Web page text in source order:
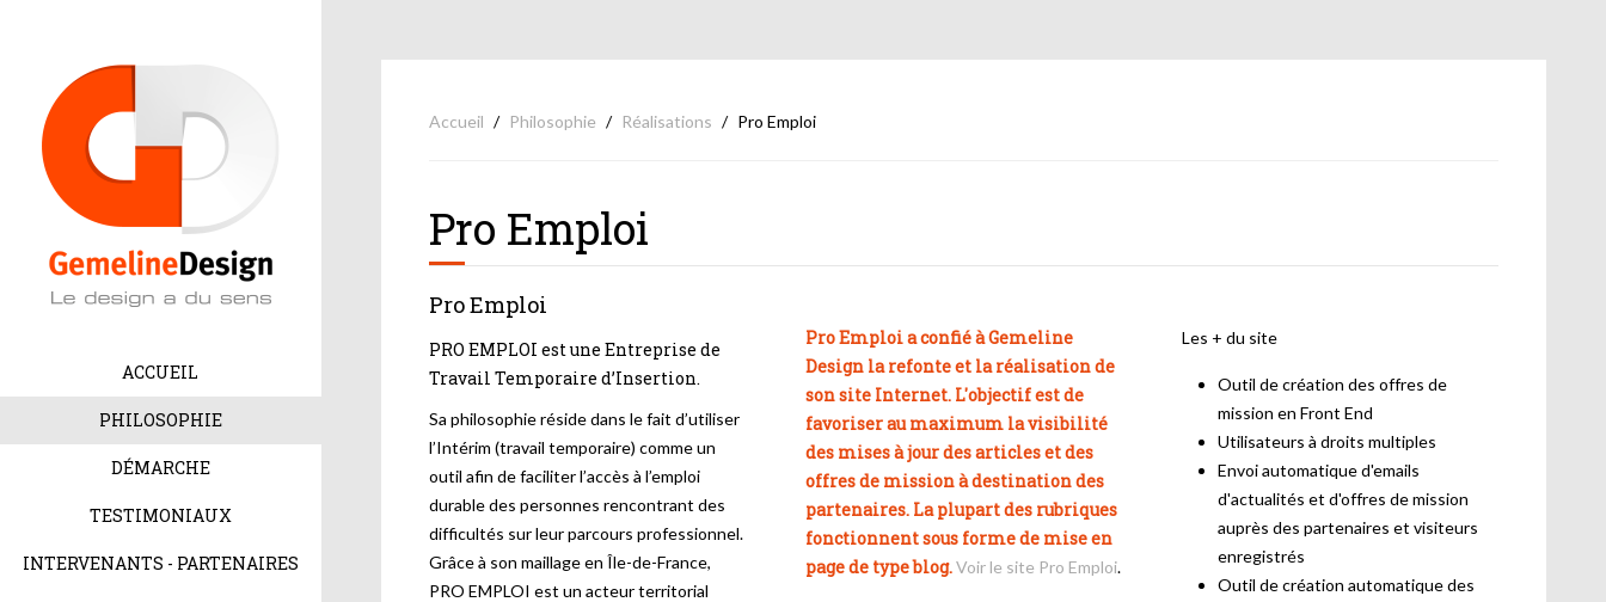
ACCUEIL
PHILOSOPHIE
DÉMARCHE
TESTIMONIAUX
INTERVENANTS - PARTENAIRES
Accueil Philosophie Réalisations Pro Emploi
Pro Emploi
Pro Emploi
PRO EMPLOI est une Entreprise de
Travail Temporaire d’Insertion.
Sa philosophie réside dans le fait d’utiliser
l’Intérim (travail temporaire) comme un
outil afin de faciliter l’accès à l’emploi
durable des personnes rencontrant des
difficultés sur leur parcours professionnel.
Grâce à son maillage en Île-de-France,
PRO EMPLOI est un acteur territorial
Pro Emploi a confié à Gemeline
Design la refonte et la réalisation de
son site Internet. L'objectif est de
favoriser au maximum la visibilité
des mises à jour des articles et des
offres de mission à destination des
partenaires. La plupart des rubriques
fonctionnent sous forme de mise en
page de type blog.Voir le site Pro Emploi.
Les + du site
Outil de création des offres de
mission en Front End
Utilisateurs à droits multiples
Envoi automatique d'emails
d'actualités et d'offres de mission
auprès des partenaires et visiteurs
enregistrés
Outil de création automatique des